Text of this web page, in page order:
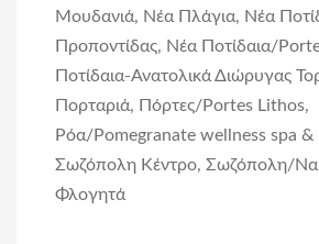
Μουδανιά, Νέα Πλάγια, Νέα
Προποντίδας, Νέα Ποτίδαια/
Ποτίδαια-Ανατολικά Διώρυγας
Πορταριά, Πόρτες/Portes Lithos,
Ρόα/Pomegranate wellness spa &
Σωζόπολη Κέντρο, Σωζόπολη/
Φλογητά